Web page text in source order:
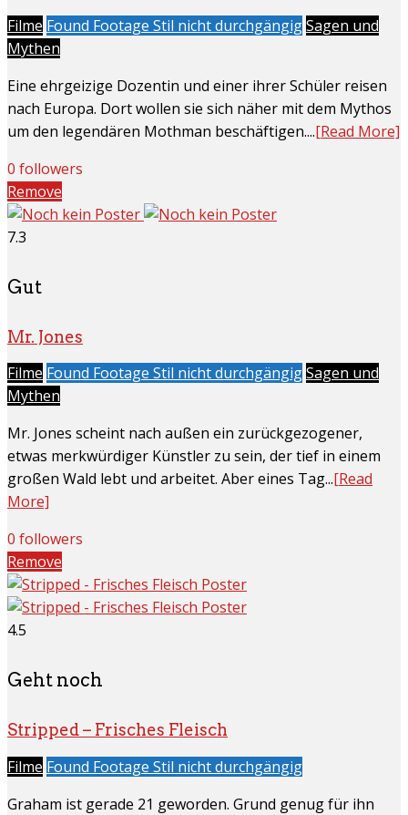
Filme Found Footage Stil nicht durchgängigSagen und
Mythen
Eine ehrgeizige Dozentin und einer ihrer Schüler reisen
nach Europa. Dort wollen sie sich näher mit dem Mythos
um den legendären Mothman beschäftigen....[Read More]
0 followers
Remove
7.3
Gut
Mr. Jones
Filme Found Footage Stil nicht durchgängigSagen und
Mythen
Mr. Jones scheint nach außen ein zurückgezogener,
etwas merkwürdiger Künstler zu sein, der tief in einem
großen Wald lebt und arbeitet. Aber eines Tag...[Read
More]
0 followers
Remove
4.5
Geht noch
Stripped – Frisches Fleisch
Filme Found Footage Stil nicht durchgängig
Graham ist gerade 21 geworden. Grund genug für ihn